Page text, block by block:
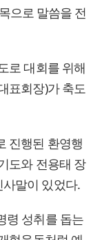
으로 말씀을 전
로 대회를 위해
표회장)가 축도
진행된 환영행
도와 전용태 장
말이 있었다.
령 성취를 돕는